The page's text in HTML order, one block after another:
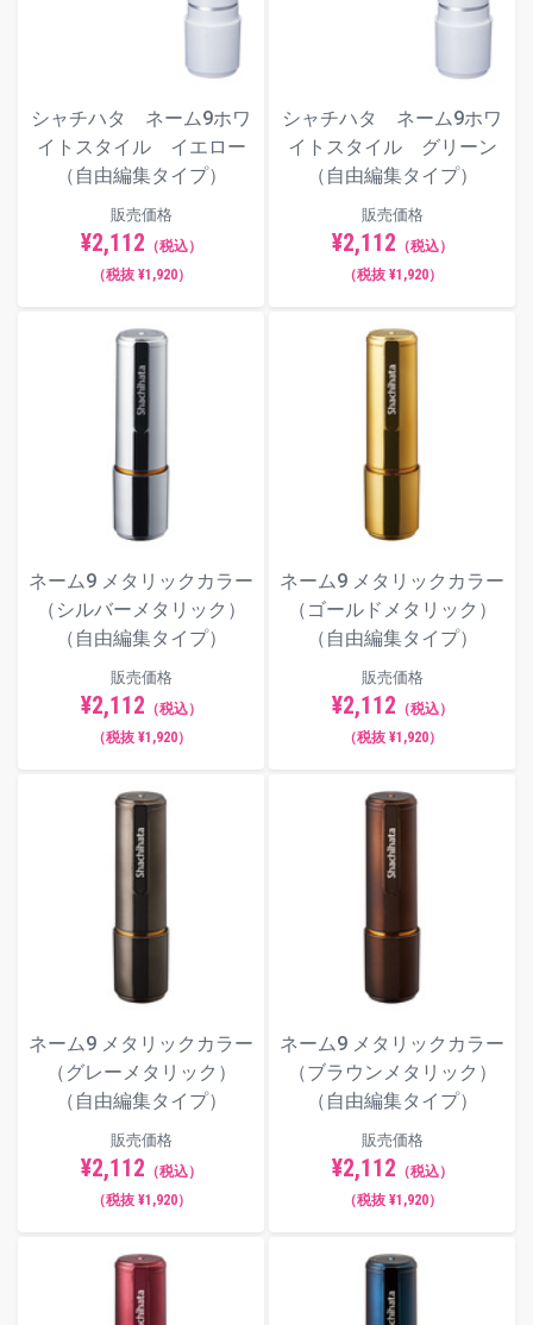
シャチハタ ネーム9ホワ
イトスタイル イエロー
（自由編集タイプ）
販売価格
¥2,112 （税込）
（税抜 ¥1,920）
シャチハタ ネーム9ホワ
イトスタイル グリーン
（自由編集タイプ）
販売価格
¥2,112 （税込）
（税抜 ¥1,920）
ネーム9 メタリックカラー
（シルバーメタリック）
（自由編集タイプ）
販売価格
¥2,112 （税込）
（税抜 ¥1,920）
ネーム9 メタリックカラー
（ゴールドメタリック）
（自由編集タイプ）
販売価格
¥2,112 （税込）
（税抜 ¥1,920）
ネーム9 メタリックカラー
（グレーメタリック）
（自由編集タイプ）
販売価格
¥2,112 （税込）
（税抜 ¥1,920）
ネーム9 メタリックカラー
（ブラウンメタリック）
（自由編集タイプ）
販売価格
¥2,112 （税込）
（税抜 ¥1,920）